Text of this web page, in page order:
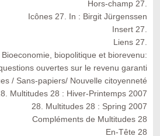
Hors-champ 27.
Icônes 27. In : Birgit Jürgenssen
Insert 27.
Liens 27.
biopolitique et biorevenu:
ouvertes sur le revenu garanti
/ Sans-papiers/ Nouvelle citoyenneté
Multitudes 28 : Hiver-Printemps 2007
28. Multitudes 28 : Spring 2007
Compléments de Multitudes 28
En-Tête 28